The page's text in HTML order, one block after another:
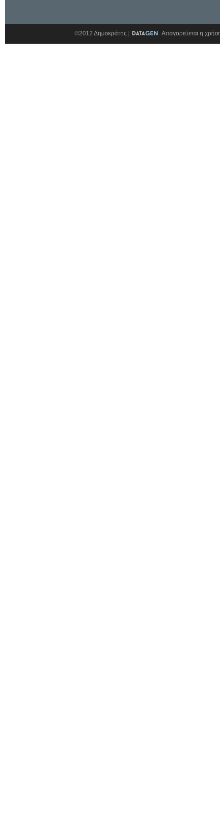
©2012 Δημοκράτης | Απαγορεύεται η